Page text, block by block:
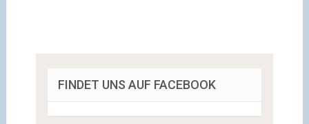
FINDET UNS AUF FACEBOOK